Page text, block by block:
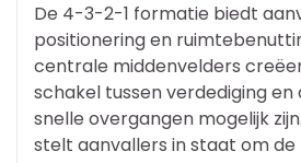
De 4-3-2-1 formatie biedt
positionering en
centrale middenvelders
schakel tussen verdediging
snelle overgangen mogelijk
stelt aanvallers in staat om de